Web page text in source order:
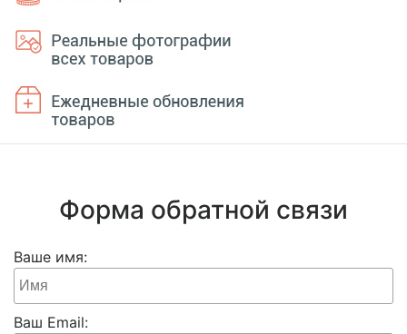
Форма обратной связи
Ваше имя:
Ваш Email: